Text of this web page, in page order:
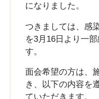
になりました。
つきましては、感
を3月16日より一
す。
面会希望の方は、
き、以下の内容を
ていただきます。